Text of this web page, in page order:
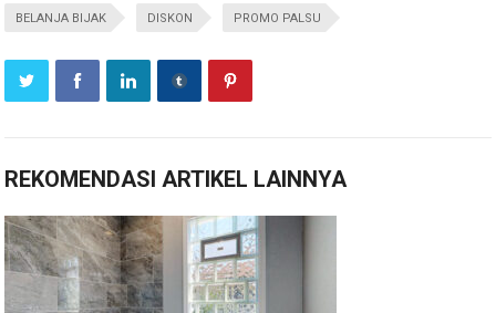
BELANJA BIJAK DISKON PROMO PALSU
REKOMENDASI ARTIKEL LAINNYA